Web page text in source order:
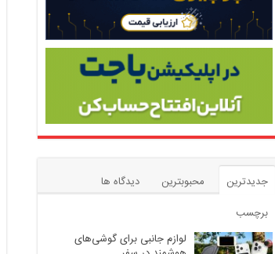
جدیدترین محبوبترین
دیدگاه ها
برچسب
لوازم جانبی برای گوشی‌های